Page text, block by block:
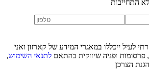
התחייבות
לעיל ייכללו במאגרי המידע של קארזון ואני
ופניה שיווקית בהתאם לתנאי השימוש,
הצרכן